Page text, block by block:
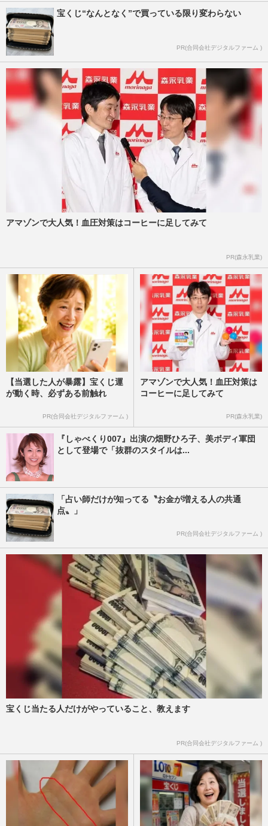
宝くじ“なんとなく”で買っている限り変わらない
PR(合同会社デジタルファーム )
アマゾンで大人気！血圧対策はコーヒーに足してみて
PR(森永乳業)
【当選した人が暴露】宝くじ運
が動く時、必ずある前触れ
PR(合同会社デジタルファーム )
アマゾンで大人気！血圧対策は
コーヒーに足してみて
PR(森永乳業)
『しゃべくり007』出演の畑野ひろ子、美ボディ軍団
として登場で「抜群のスタイルは...
「占い師だけが知ってる〝お金が増える人の共通
点〟」
PR(合同会社デジタルファーム )
宝くじ当たる人だけがやっていること、教えます
PR(合同会社デジタルファーム )